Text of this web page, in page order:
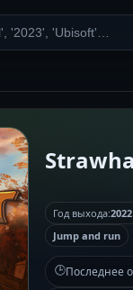
Год выхода:2022
Jump and run
🕒Последнее